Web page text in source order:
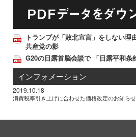
トランプが「敗北宣言」をしない理
共産党の影
G20の日露首脳会談で 「日露平和条
インフォメーション
2019.10.18
消費税率引き上げに合わせた価格改定のお知らせ